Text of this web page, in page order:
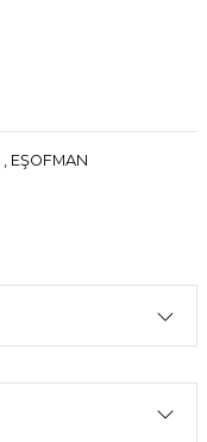
, EŞOFMAN